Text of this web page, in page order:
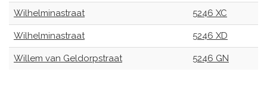
Wilhelminastraat 5246 XC
Wilhelminastraat 5246 XD
Willem van Geldorpstraat 5246 GN